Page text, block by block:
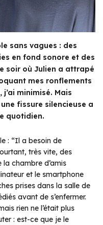
sans vagues : des
en fond sonore et des
soir où Julien a attrapé
mes ronflements
j’ai minimisé. Mais
fissure silencieuse a
quotidien.
: “Il a besoin de
très vite, des
chambre d’amis
et le smartphone
prises dans la salle de
avant de s’enfermer.
rien ne l’était plus
: est-ce que je le